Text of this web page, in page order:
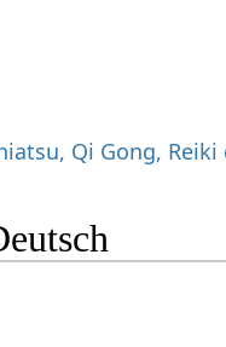
Qi Gong,